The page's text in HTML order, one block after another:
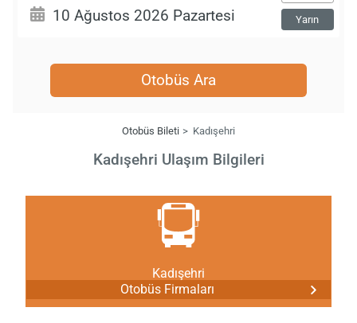
Yarın
Otobüs Ara
Otobüs Bileti Kadışehri
Kadışehri Ulaşım Bilgileri
Kadışehri
Otobüs Firmaları